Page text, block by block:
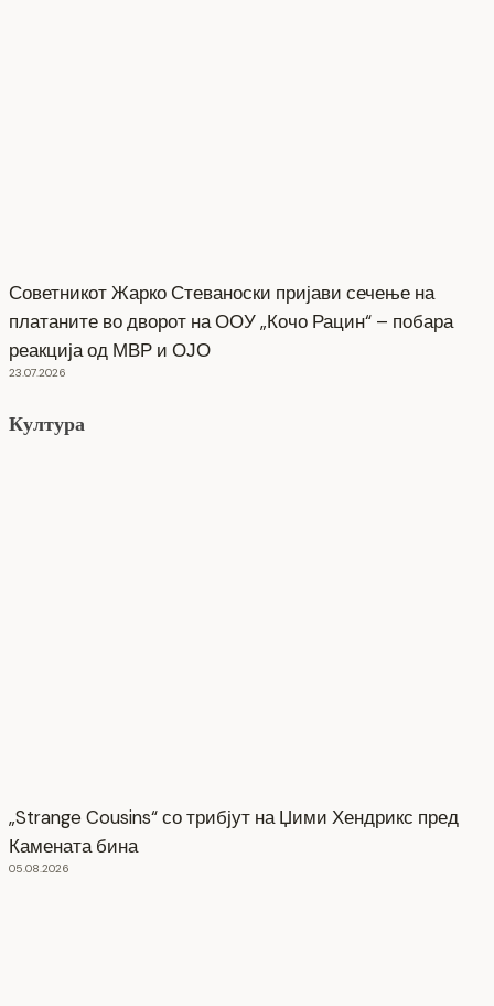
Советникот Жарко Стеваноски пријави сечење на
платаните во дворот на ООУ „Кочо Рацин“ – побара
реакција од МВР и ОЈО
23.07.2026
Култура
„Strange Cousins“ со трибјут на Џими Хендрикс пред
Камената бина
05.08.2026